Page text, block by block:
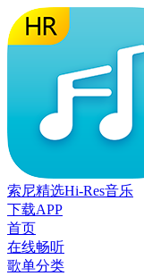
索尼精选Hi-Res音乐
下载APP
首页
在线畅听
歌单分类